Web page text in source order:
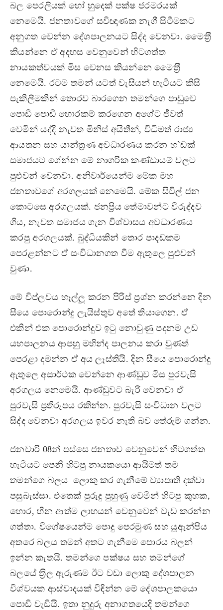
බල පෙරලියක් හෝ හුදෙක් පක්ෂ ජරමරයක්
නෙමෙයි. ජනතාවගේ සවිඥාණක නැගී සිටීමකට
අනුගත වෙන්න දේශපාලනයට සිද්ද වෙනවා. මෛත‍්‍රී
කියන්නෙ ඒ අදහස වෙනුවෙන් හිටගත්ත
නායකත්වයක් මිස වෙනස කියන්නෙ මෛත‍්‍රී
නෙමෙයි. රටම තමන් යටත් වැසියන් හැටියට කිසි
පැකිලීමකින් තොරව බාරගෙන තමන්ගෙ පාඩුවෙ
පොඩි පොඩි හොරකම් කරගෙන අගේට ජීවත්
වෙමින් යද්දි නැවත මිනිස් අයිතීන්, විධිමත් රාජ්‍ය
ආයතන සහ යාන්ත‍්‍රණ අවධාරණය කරන හ`ඩක්
සමාජයට ගේන්න මේ නාගරික කණ්ඩායම් වලට
පුළුවන් වෙනවා. අනිවාර්යෙන්ම මේක මහ
ජනතාවගේ අරගලයක් නෙමෙයි. මේක සිවිල් ජන
කොටසෙ අරගලයක්. ජනප‍්‍රිය තේමාවන්ට විරුද්දව
ගිය, නැවත සමාජය ගැන විශ්වාසය අවධාරණය
කරපු අරගලයක්. බුද්ධියකින් තොර පාදඩකම
පෙරළන්නට ඒ සංවිධානගත වීම ඇතුලෙ පුළුවන්
වුණා.
මේ විප්ලවය හෑල්ලූ කරන පිරිස් ප‍්‍රශ්න කරන්නෙ දින
සීයෙ පොරොන්දු ලැයිස්තුව අතේ තියාගෙන. ඒ
එකින් එක පොරොන්දුව ඉටු නොවුණු පදනම උඩ
යහපාලනය ආපහු මහින්ද පාලනය කරා වුණත්
පෙරළා දමන්න ඒ අය ලෑස්තියි. දින සීයෙ පොරොන්දු
ඇතුලෙ අසාර්ථක වෙන්නෙ ආණ්ඩුව මිස පුරවැසි
අරගලය නෙමෙයි. ආණ්ඩුවට බැරි වෙනවා ඒ
පුරවැසි ප‍්‍රතිරූපය රකින්න. පුරවැසි සංවිධාන වලට
සිද්ද වෙනවා අරගලය ඉවර නැති බව තේරුම් ගන්න.
ජනවාරි 08න් පස්සෙ ජනතාව වෙනුවෙන් හිටගත්ත
හැටියට පෙනී හිටපු නායකයො ආයිමත් තම
තමන්ගෙ බලය ලොකු කර ගැනීමේ ව්‍යාපෘති දක්වා
පසුබැස්සා. එතෙක් පුරුදු පුහුණු වෙමින් හිටපු කුහක,
හොර, හීන ආත්ම ලාභයන් වෙනුවෙන් වැඩ කරන්න
ගත්තා. විශේෂයෙන්ම පොදු පෙරමුණ සහ යූඇන්පිය
අතරෙ බලය තමන් අතට ගැනීමෙ පොරය බලන්
ඉන්න කැතයි. තමන්ගෙ පක්ෂය සහ තමන්ගේ
බලයේ ත‍්‍රිල ඇරුණම ඊට වඩා ලොකු දේශපාලන
විශ්වයක ආස්වාදයක් විඳින්න මේ දේශපාලකයො
පොඩි වැඩියි. ඉතා නුදුරු අනාගතයෙදි තමන්ගෙ